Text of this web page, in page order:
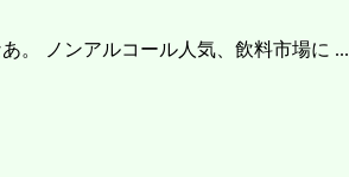
。 ノンアルコール人気、飲料市場に ...